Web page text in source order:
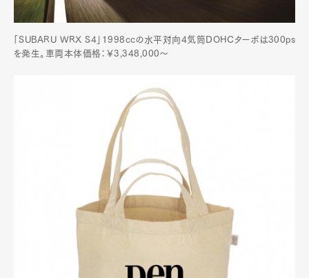
「SUBARU WRX S4」1998ccの水平対向4気筒DOHCターボは300ps
を発生。車両本体価格：￥3,348,000～